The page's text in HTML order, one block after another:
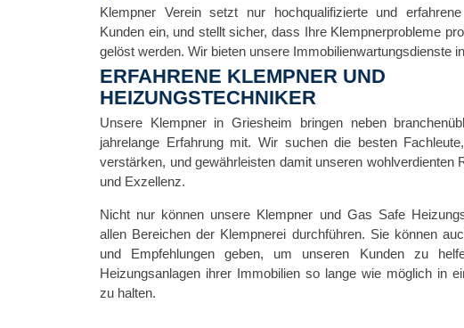
Klempner Verein setzt nur hochqualifizierte und
Kunden ein, und stellt sicher, dass Ihre Klempnerprobleme
gelöst werden. Wir bieten unsere Immobilienwartungsdienste
ERFAHRENE KLEMPNER UND
HEIZUNGSTECHNIKER
Unsere Klempner in Griesheim bringen neben
jahrelange Erfahrung mit. Wir suchen die besten
verstärken, und gewährleisten damit unseren wohlverdienten
und Exzellenz.
Nicht nur können unsere Klempner und Gas Safe
allen Bereichen der Klempnerei durchführen. Sie können
und Empfehlungen geben, um unseren Kunden zu
Heizungsanlagen ihrer Immobilien so lange wie möglich in
zu halten.